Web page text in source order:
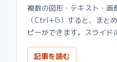
複数の図形・テキスト・画
（Ctrl+G）すると、まと
ピーができます。スライ
速くなります。
記事を読む